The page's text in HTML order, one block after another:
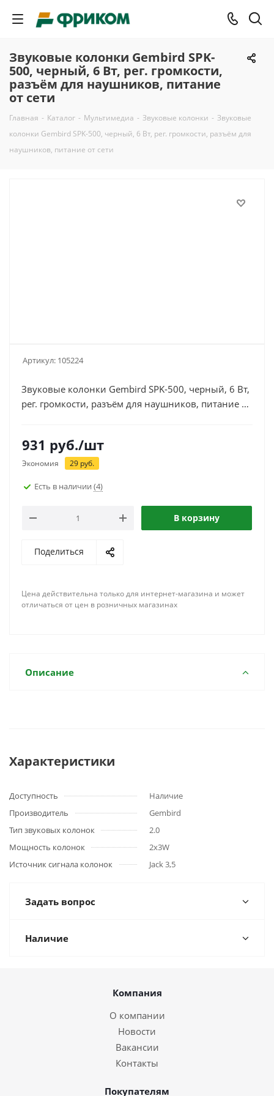
Звуковые колонки Gembird SPK-
500, черный, 6 Вт, рег. громкости,
разъём для наушников, питание
от сети
Главная - Каталог - Мультимедиа - Звуковые колонки - Звуковые
колонки Gembird SPK-500, черный, 6 Вт, рег. громкости, разъём для
наушников, питание от сети
Артикул: 105224
Звуковые колонки Gembird SPK-500, черный, 6 Вт,
рег. громкости, разъём для наушников, питание от
931 руб./шт
Экономия 29 руб.
Есть в наличии (4)
В корзину
Поделиться
Цена действительна только для интернет-магазина и может
отличаться от цен в розничных магазинах
Описание
Характеристики
Доступность
Наличие
Производитель
Gembird
Тип звуковых колонок
2.0
Мощность колонок
2x3W
Источник сигнала колонок
Jack 3,5
Задать вопрос
Наличие
Компания
О компании
Новости
Вакансии
Контакты
Покупателям